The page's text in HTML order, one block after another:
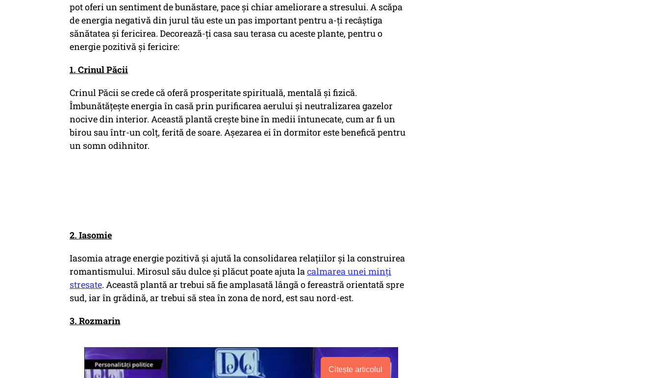
pot oferi un sentiment de bunăstare, pace și chiar ameliorare a stresului. A scăpa
de energia negativă din jurul tău este un pas important pentru a-ți recâștiga
sănătatea și fericirea. Decorează-ți casa sau terasa cu aceste plante, pentru o
energie pozitivă și fericire:
1. Crinul Păcii
Crinul Păcii se crede că oferă prosperitate spirituală, mentală și fizică.
Îmbunătățește energia în casă prin purificarea aerului și neutralizarea gazelor
nocive din interior. Această plantă crește bine în medii întunecate, cum ar fi un
birou sau într-un colț, ferită de soare. Așezarea ei în dormitor este benefică pentru
un somn odihnitor.
2. Iasomie
Iasomia atrage energie pozitivă și ajută la consolidarea relațiilor și la construirea
romantismului. Mirosul său dulce și plăcut poate ajuta lacalmarea unei minți
stresate. Această plantă ar trebui să fie amplasată lângă o fereastră orientată spre
sud, iar în grădină, ar trebui să stea în zona de nord, est sau nord-est.
3. Rozmarin
Citește articolul